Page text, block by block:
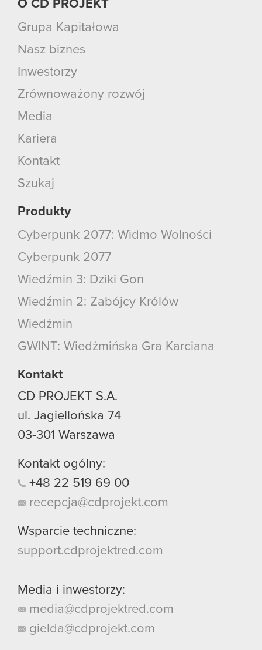
O CD PROJEKT
Grupa Kapitałowa
Nasz biznes
Inwestorzy
Zrównoważony rozwój
Media
Kariera
Kontakt
Szukaj
Produkty
Cyberpunk 2077: Widmo Wolności
Cyberpunk 2077
Wiedźmin 3: Dziki Gon
Wiedźmin 2: Zabójcy Królów
Wiedźmin
GWINT: Wiedźmińska Gra Karciana
Kontakt
CD PROJEKT S.A.
ul. Jagiellońska 74
03-301 Warszawa
Kontakt ogólny:
+48 22 519 69 00
recepcja@cdprojekt.com
Wsparcie techniczne:
support.cdprojektred.com
Media i inwestorzy:
media@cdprojektred.com
gielda@cdprojekt.com